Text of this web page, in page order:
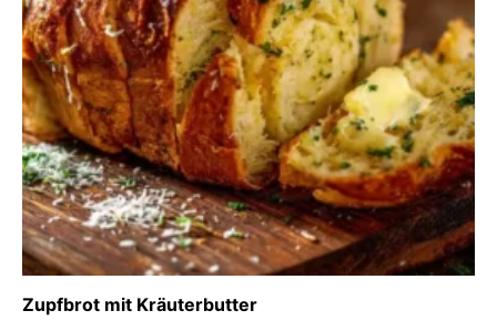
Zupfbrot mit Kräuterbutter